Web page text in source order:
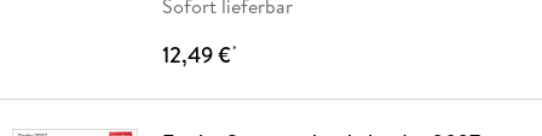
Sofort lieferbar
12,49 €*